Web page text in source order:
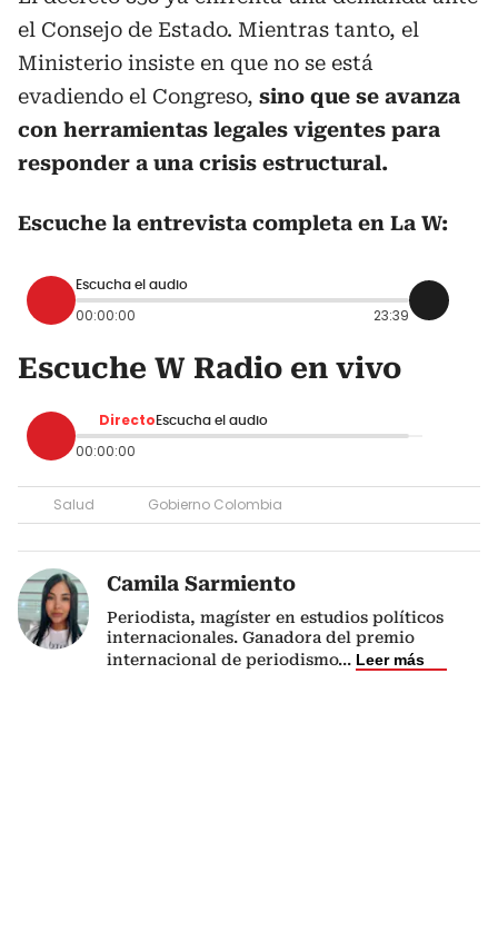
el Consejo de Estado. Mientras tanto, el
Ministerio insiste en que no se está
evadiendo el Congreso, sino que se avanza
con herramientas legales vigentes para
responder a una crisis estructural.
Escuche la entrevista completa en La W:
Escucha el audio
00:00:00 23:39
Escuche W Radio en vivo
Directo Escucha el audio
00:00:00
Salud Gobierno Colombia
Camila Sarmiento
Periodista, magíster en estudios políticos
internacionales. Ganadora del premio
internacional de periodismo... Leer más